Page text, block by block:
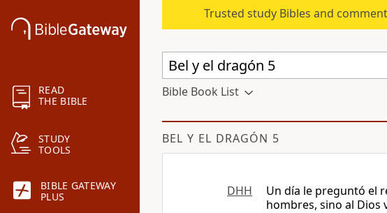
READ
THE BIBLE
STUDY
TOOLS
BIBLE GATEWAY
PLUS
Trusted study Bibles and
Bible Book List
BEL Y EL DRAGÓN 5
DHH
Un día le preguntó el
hombres, sino al Dios